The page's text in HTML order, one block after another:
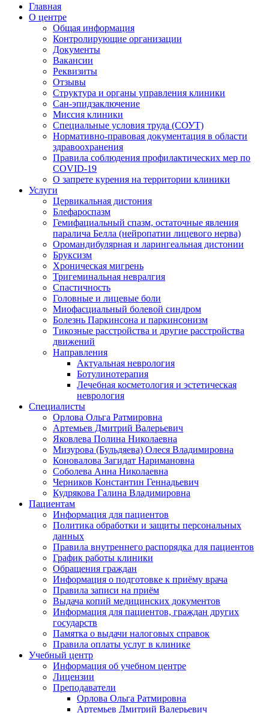
Главная
О центре
Общая информация
Контролирующие организации
Документы
Вакансии
Реквизиты
Отзывы
Структура и органы управления клиники
Сан-эпидзаключение
Миссия клиники
Специальные условия труда (СОУТ)
Нормативно-правовая документация в области
здравоохранения
Правила соблюдения профилактических мер по
COVID-19
О запрете курения на территории клиники
Услуги
Цервикальная дистония
Блефароспазм
Гемифациальный спазм, остаточные явления
паралича Белла (нейропатии лицевого нерва)
Оромандибулярная и ларингеальная дистонии
Бруксизм
Хроническая мигрень
Тригеминальная невралгия
Спастичность
Головные и лицевые боли
Миофасциальный болевой синдром
Болезнь Паркинсона и паркинсонизм
Тикозные расстройства и другие расстройства
движений
Направления
Актуальная неврология
Ботулинотерапия
Лечебная косметология и эстетическая
неврология
Специалисты
Орлова Ольга Ратмировна
Артемьев Дмитрий Валерьевич
Яковлева Полина Николаевна
Мизурова (Бульдяева) Олеся Владимировна
Коновалова Загидат Наримановна
Соболева Анна Николаевна
Черников Константин Геннадьевич
Кудрякова Галина Владимировна
Пациентам
Информация для пациентов
Политика обработки и защиты персональных
данных
Правила внутреннего распорядка для пациентов
График работы клиники
Обращения граждан
Информация о подготовке к приёму врача
Правила записи на приём
Выдача копий медицинских документов
Информация для пациентов, граждан других
государств
Памятка о выдачи налоговых справок
Правила оплаты услуг в клинике
Учебный центр
Информация об учебном центре
Лицензии
Преподаватели
Орлова Ольга Ратмировна
Артемьев Дмитрий Валерьевич